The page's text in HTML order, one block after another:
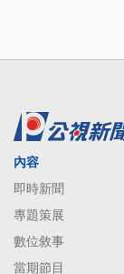
內容
即時新聞
專題策展
數位敘事
當期節目